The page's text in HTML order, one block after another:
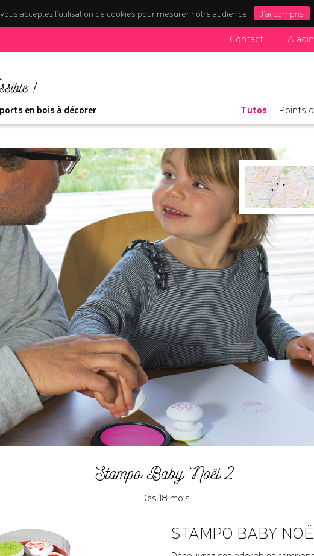
acceptez l’utilisation de cookies pour mesurer notre audience. J'ai compris
Contact
en bois à décorer Tutos Points
Stampo Baby Noël 2
Dès 18 mois
STAMPO BABY